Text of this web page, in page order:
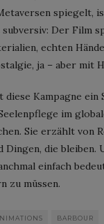
spiegelt,
subversiv: Der Film
echten
ja – aber mit
diese Kampagne ein
im
Sie erzählt von
Dingen, die bleiben.
einfach
zu müssen.
BARBOUR